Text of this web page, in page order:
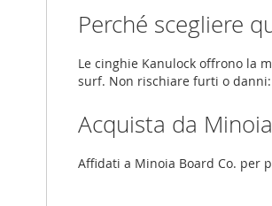
Perché scegliere
Le cinghie Kanulock offrono la
surf. Non rischiare furti o
Acquista da
Affidati a Minoia Board Co. per